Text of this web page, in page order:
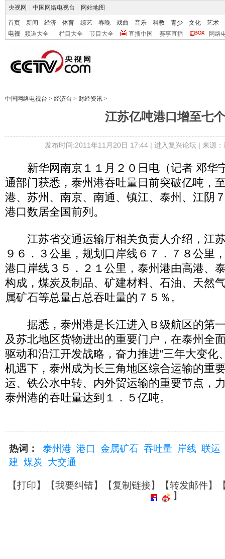
央视网 中国网络电视台 网站地图
首页 新闻 经济 体育 综艺 春晚 戏曲 音乐 科教 青少 文化
艺术
电视
频道大全 栏目大全 节目大全 直播中国 赛事直播 网络
中国网络电视台 > 经济台 > 财经资讯 >
江苏亿吨港口增至七个
发布时间:2011年11月20日 17:44 | 进入复兴论坛| 来源
新华网南京１１月２０日电（记者 邓华
通部门获悉，泰州港吞吐量日前突破亿吨，
港、苏州、南京、南通、镇江、泰州、江阴
港口数居全国前列。
江苏省交通运输厅相关负责人介绍，江
９６．３公里，规划口岸线６７．７８公里
港口岸线３５．２１公里，泰州港由高港、
构成，煤炭及制品、矿建材料、石油、天然
属矿石等总量占总吞吐量的７５％。
据悉，泰州港是长江进入Ｂ级航区的第
及苏北地区货物进出的重要门户，在泰州全
驱动和沿江开发战略，奋力推进“三年大变化
机遇下，泰州成为长三角地区综合运输的重
运、铁公水中转、内外贸运输的重要节点，
泰州港的吞吐量达到１．５亿吨。
热词： 泰州港 港口 金属矿石 吞吐量 岸线 联运
建 煤炭 大交通
【打印】【我要纠错】【复制链接】【转发邮件】
】